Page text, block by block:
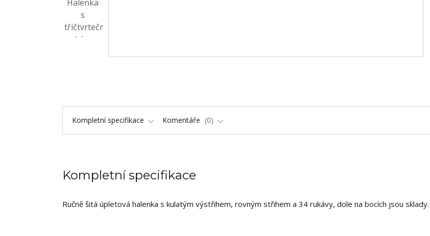
Kompletní specifikace Komentáře 0
Kompletní specifikace
Ručně šitá úpletová halenka s kulatým výstřihem, rovným střihem a 34 rukávy, dole na bocích jsou sklady.